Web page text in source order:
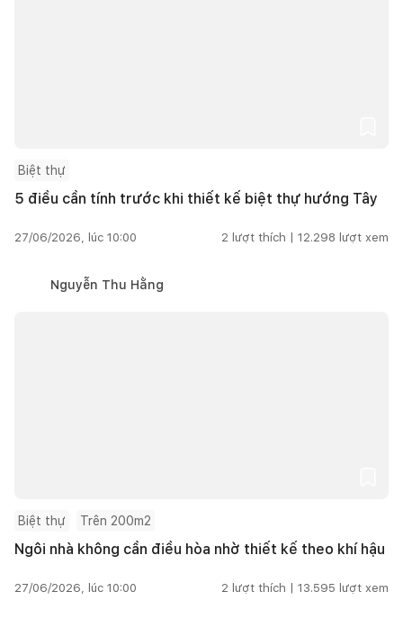
Biệt thự
5 điều cần tính trước khi thiết kế biệt thự hướng Tây
27/06/2026, lúc 10:00 2 lượt thích | 12.298 lượt xem
Nguyễn Thu Hằng
Biệt thự Trên 200m2
Ngôi nhà không cần điều hòa nhờ thiết kế theo khí hậu
27/06/2026, lúc 10:00 2 lượt thích | 13.595 lượt xem